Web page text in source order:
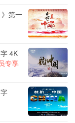
第一
4K
专享